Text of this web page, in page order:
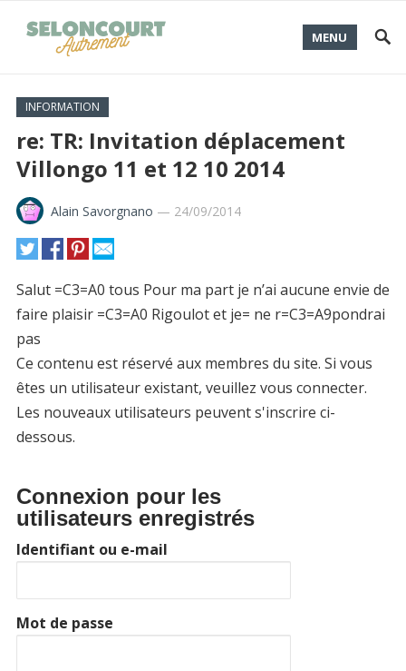
MENU
INFORMATION
re: TR: Invitation déplacement
Villongo 11 et 12 10 2014
Alain Savorgnano — 24/09/2014
Salut =C3=A0 tous Pour ma part je n’ai aucune envie de
faire plaisir =C3=A0 Rigoulot et je= ne r=C3=A9pondrai
pas
Ce contenu est réservé aux membres du site. Si vous
êtes un utilisateur existant, veuillez vous connecter.
Les nouveaux utilisateurs peuvent s'inscrire ci-
dessous.
Connexion pour les
utilisateurs enregistrés
Identifiant ou e-mail
Mot de passe